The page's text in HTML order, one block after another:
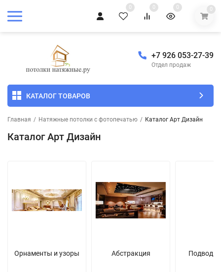
0 0 0 0
+7 926 053-27-39
Отдел продаж
КАТАЛОГ ТОВАРОВ
Главная / Натяжные потолки с фотопечатью / Каталог Арт Дизайн
Каталог Арт Дизайн
Орнаменты и узоры Абстракция